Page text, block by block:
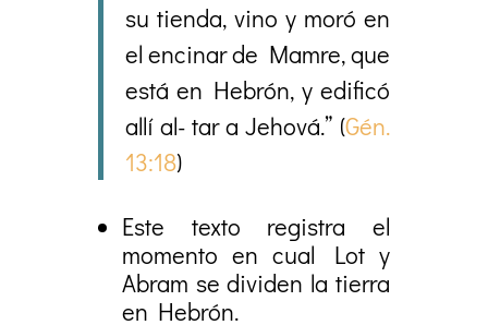
su tienda, vino y moró en
el encinar de Mamre, que
está en Hebrón, y edificó
allí al- tar a Jehová.” (Gén.
13:18)
Este texto registra el
momento en cual Lot y
Abram se dividen la tierra
en Hebrón.